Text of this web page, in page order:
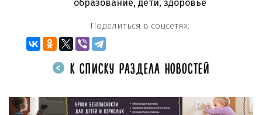
образование, дети, здоровье
Поделиться в соцсетях:
К СПИСКУ РАЗДЕЛА НОВОСТЕЙ